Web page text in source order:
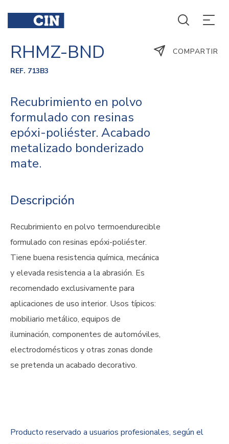
RHMZ-BND
REF. 713B3
Recubrimiento en polvo
formulado con resinas
epóxi-poliéster. Acabado
metalizado bonderizado
mate.
Descripción
Recubrimiento en polvo termoendurecible
formulado con resinas epóxi-poliéster.
Tiene buena resistencia química, mecánica
y elevada resistencia a la abrasión. Es
recomendado exclusivamente para
aplicaciones de uso interior. Usos típicos:
mobiliario metálico, equipos de
iluminación, componentes de automóviles,
electrodomésticos y otras zonas donde
se pretenda un acabado decorativo.
COMPARTIR
Producto reservado a usuarios profesionales, según el